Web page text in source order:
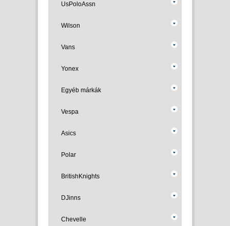
UsPoloAssn
Wilson
Vans
Yonex
Egyéb márkák
Vespa
Asics
Polar
BritishKnights
DJinns
Chevelle